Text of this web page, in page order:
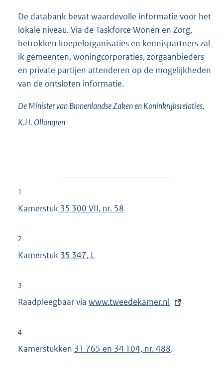
De databank bevat waardevolle informatie voor het
lokale niveau. Via de Taskforce Wonen en Zorg,
betrokken koepelorganisaties en kennispartners zal
ik gemeenten, woningcorporaties, zorgaanbieders
en private partijen attenderen op de mogelijkheden
van de ontsloten informatie.
De Minister van Binnenlandse Zaken en Koninkrijksrelaties,
K.H. Ollongren
1
Kamerstuk 35 300 VII, nr. 58
2
Kamerstuk 35 347, L
3
Raadpleegbaar via E
r
www.tweedekamer.nl
4
Kamerstukken 31 765 en 34 104, nr. 488.